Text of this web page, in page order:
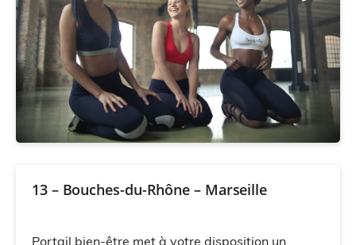
13 – Bouches-du-Rhône – Marseille
Portail bien-être met à votre disposition un